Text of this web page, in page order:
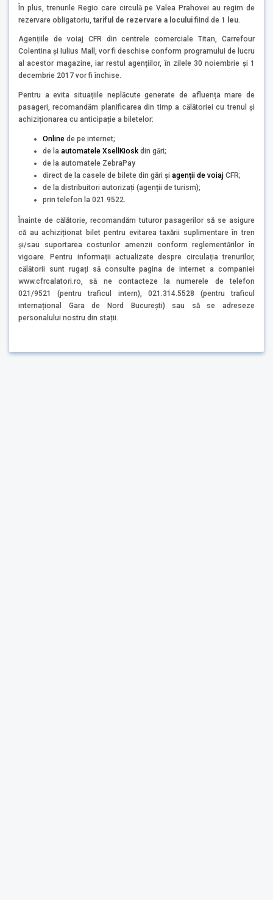
În plus, trenurile Regio care circulă pe Valea Prahovei au regim de
rezervare obligatoriu, tariful de rezervare a loculuifiind de 1 leu
Agențiile de voiaj CFR din centrele comerciale Titan, Carrefour
Colentina și Iulius Mall, vor fi deschise conform programului de lucru
al acestor magazine, iar restul agențiilor, în zilele 30 noiembrie și 1
decembrie 2017 vor fi închise.
Pentru a evita situațiile neplăcute generate de afluența mare de
pasageri, recomandăm planificarea din timp a călătoriei cu trenul și
achiziționarea cu anticipație a biletelor:
Online de pe internet;
de la automatele XsellKiosk din gări;
de la automatele ZebraPay
direct de la casele de bilete din gări și agenții de voiaj CFR;
de la distribuitori autorizați (agenții de turism);
prin telefon la 021 9522.
Înainte de călătorie, recomandăm tuturor pasagerilor să se asigure
că au achiziționat bilet pentru evitarea taxării suplimentare în tren
și/sau suportarea costurilor amenzii conform reglementărilor în
vigoare. Pentru informații actualizate despre circulația trenurilor,
călătorii sunt rugați să consulte pagina de internet a companiei
www.cfrcalatori.ro, să ne contacteze la numerele de telefon
021/9521 (pentru traficul intern), 021.314.5528 (pentru traficul
internațional Gara de Nord București) sau să se adreseze
personalului nostru din stații.